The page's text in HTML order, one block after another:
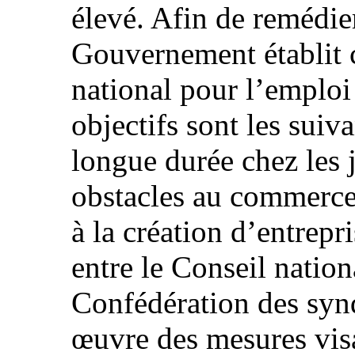
élevé. Afin de
Gouvernement établit
national pour
objectifs sont les
longue durée chez les
obstacles au
à la création
entre le Conseil
Confédération des
œuvre des mesures